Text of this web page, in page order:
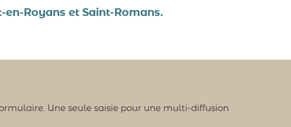
Royans et Saint-Romans.
Une seule saisie pour une multi-diffusion